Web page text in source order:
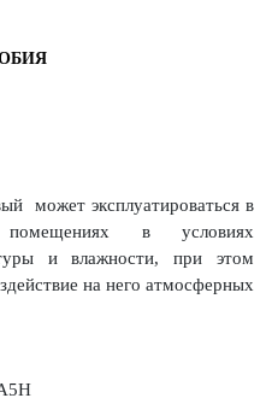
может эксплуатироваться в
в условиях
и влажности, при этом
на него атмосферных